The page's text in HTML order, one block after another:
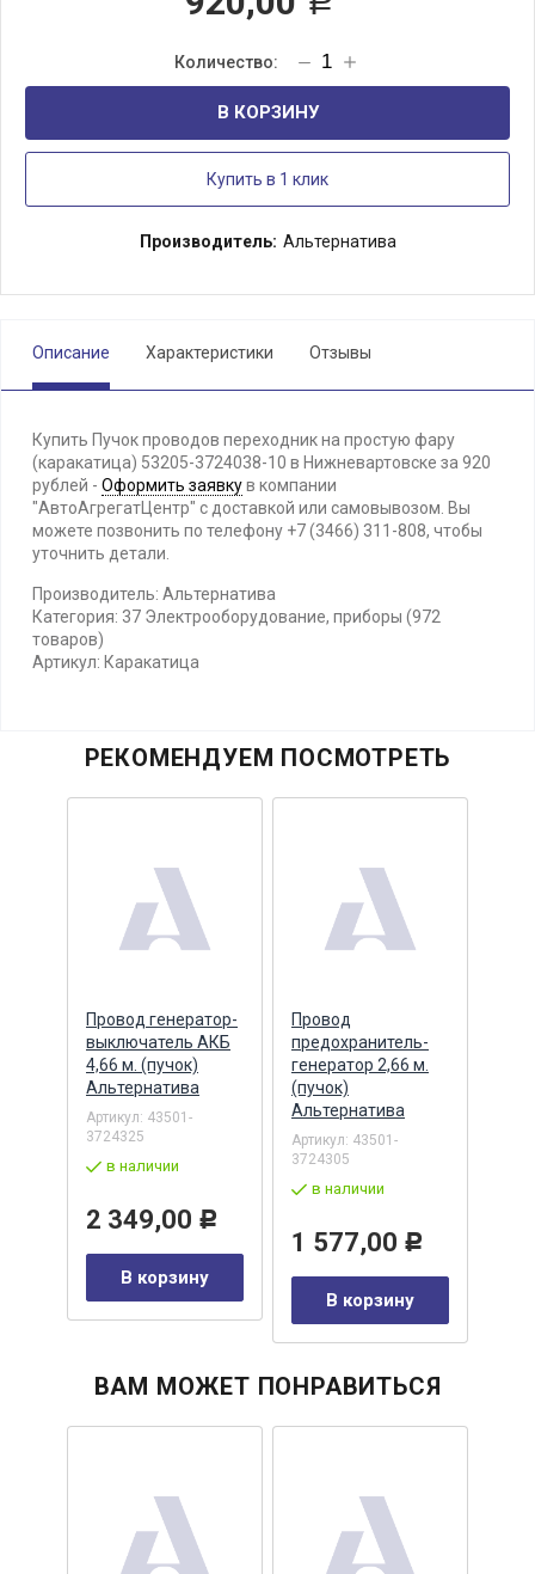
В КОРЗИНУ
Купить в 1 клик
Производитель: Альтернатива
Описание Характеристики Отзывы
Купить Пучок проводов переходник на простую фару
(каракатица) 53205-3724038-10 в Нижневартовске за 920
рублей - Оформить заявкув компании
"АвтоАгрегатЦентр" с доставкой или самовывозом. Вы
можете позвонить по телефону +7 (3466) 311-808, чтобы
уточнить детали.
Производитель: Альтернатива
Категория: 37 Электрооборудование, приборы (972
товаров)
Артикул: Каракатица
РЕКОМЕНДУЕМ ПОСМОТРЕТЬ
Провод генератор-
выключатель АКБ
4,66 м. (пучок)
Альтернатива
Артикул: 43501-
3724325
в наличии
2 349,00 Р
В корзину
Провод
предохранитель-
генератор 2,66 м.
(пучок)
Альтернатива
Артикул: 43501-
3724305
в наличии
1 577,00 Р
В корзину
ВАМ МОЖЕТ ПОНРАВИТЬСЯ